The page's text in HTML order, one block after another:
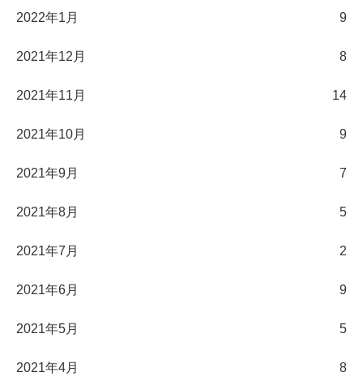
2022年1月 9
2021年12月 8
2021年11月 14
2021年10月 9
2021年9月 7
2021年8月 5
2021年7月 2
2021年6月 9
2021年5月 5
2021年4月 8